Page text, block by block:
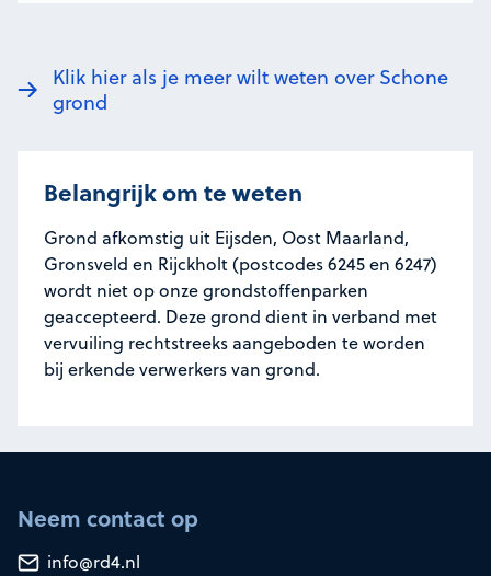
Klik hier als je meer wilt weten over Schone
grond
Belangrijk om te weten
Grond afkomstig uit Eijsden, Oost Maarland,
Gronsveld en Rijckholt (postcodes 6245 en 6247)
wordt niet op onze grondstoffenparken
geaccepteerd. Deze grond dient in verband met
vervuiling rechtstreeks aangeboden te worden
bij erkende verwerkers van grond.
Neem contact op
info@rd4.nl